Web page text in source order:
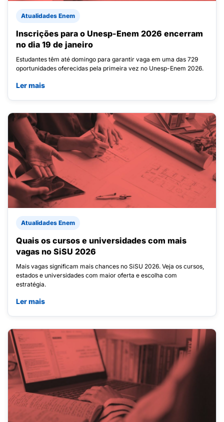
Atualidades Enem
Inscrições para o Unesp-Enem 2026 encerram
no dia 19 de janeiro
Estudantes têm até domingo para garantir vaga em uma das 729
oportunidades oferecidas pela primeira vez no Unesp-Enem 2026.
Ler mais
Atualidades Enem
Quais os cursos e universidades com mais
vagas no SiSU 2026
Mais vagas significam mais chances no SiSU 2026. Veja os cursos,
estados e universidades com maior oferta e escolha com
estratégia.
Ler mais